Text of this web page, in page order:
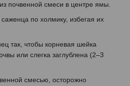
почвенной смеси в центре ямы.
по холмику, избегая их
так, чтобы корневая шейка
или слегка заглублена (2–3
смесью, осторожно